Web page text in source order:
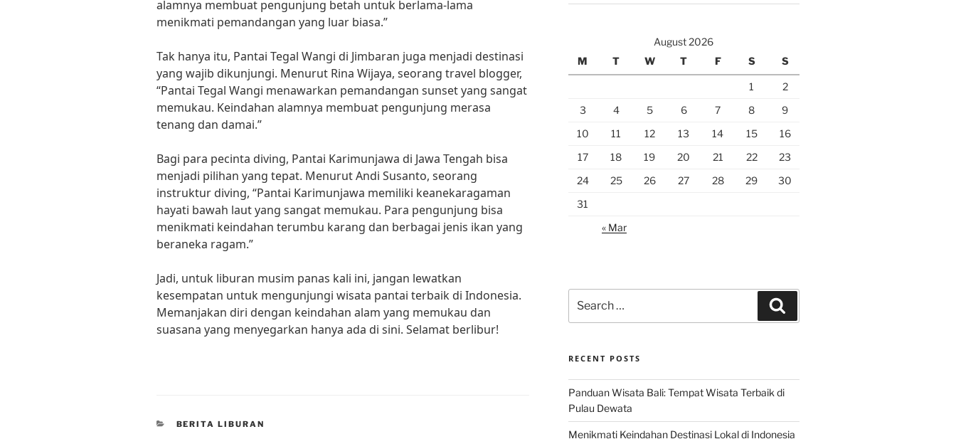
alamnya membuat pengunjung betah untuk berlama-lama
menikmati pemandangan yang luar biasa.”
Tak hanya itu, Pantai Tegal Wangi di Jimbaran juga menjadi destinasi
yang wajib dikunjungi. Menurut Rina Wijaya, seorang travel blogger,
“Pantai Tegal Wangi menawarkan pemandangan sunset yang sangat
memukau. Keindahan alamnya membuat pengunjung merasa
tenang dan damai.”
Bagi para pecinta diving, Pantai Karimunjawa di Jawa Tengah bisa
menjadi pilihan yang tepat. Menurut Andi Susanto, seorang
instruktur diving, “Pantai Karimunjawa memiliki keanekaragaman
hayati bawah laut yang sangat memukau. Para pengunjung bisa
menikmati keindahan terumbu karang dan berbagai jenis ikan yang
beraneka ragam.”
Jadi, untuk liburan musim panas kali ini, jangan lewatkan
kesempatan untuk mengunjungi wisata pantai terbaik di Indonesia.
Memanjakan diri dengan keindahan alam yang memukau dan
suasana yang menyegarkan hanya ada di sini. Selamat berlibur!
CATEGORIES
BERITA LIBURAN
August 2026
M
T W T F S S
1
2
3
4 5 6 7 8
9
10
11 12 13 14 15
16
17
18 19 20 21 22
23
24
25 26 27 28 29
30
31
« Mar
for:
RECENT POSTS
Panduan Wisata Bali: Tempat Wisata Terbaik di
Pulau Dewata
Menikmati Keindahan Destinasi Lokal di Indonesia